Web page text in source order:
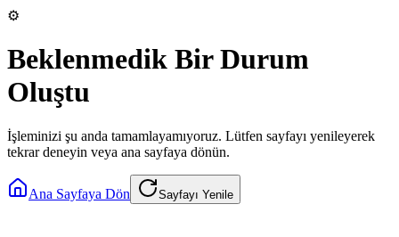
⚙️
Beklenmedik Bir Durum
Oluştu
İşleminizi şu anda tamamlayamıyoruz. Lütfen sayfayı yenileyerek
tekrar deneyin veya ana sayfaya dönün.
Ana Sayfaya Dön Sayfayı Yenile